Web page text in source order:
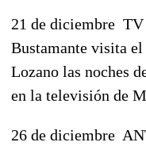
21 de diciembre 
Bustamante visita el
Lozano las noches
en la televisión de
26 de diciembre 